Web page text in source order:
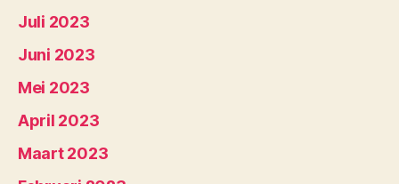
Juli 2023
Juni 2023
Mei 2023
April 2023
Maart 2023